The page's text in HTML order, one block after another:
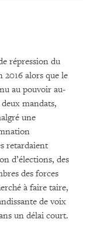
répression du
2016 alors que le
au pouvoir au-
mandats,
une
retardaient
d’élections, des
des forces
à faire taire,
de voix
un délai court.